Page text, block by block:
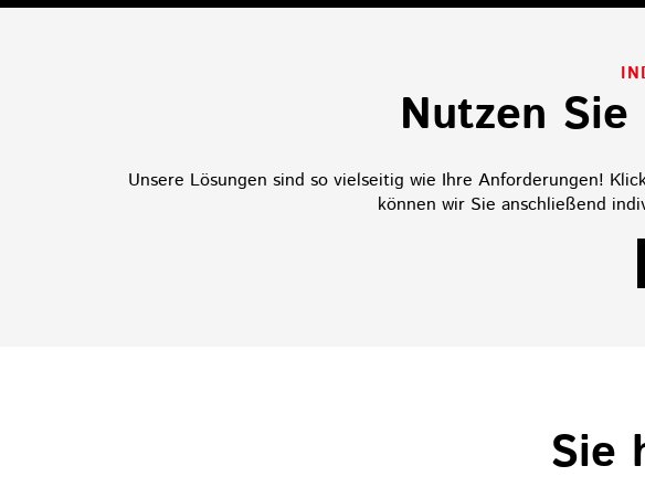
Nutzen
Unsere Lösungen sind so vielseitig wie Ihre Anforderungen!
können wir Sie anschließend
Sie